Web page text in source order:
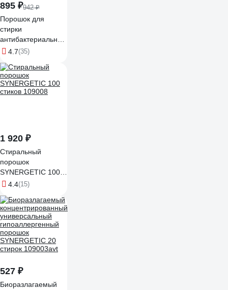
895 ₽942 ₽
Порошок для
стирки
антибактериальный
Чистар 1кг БЧ8143
4.7(35)
1 920 ₽
Стиральный
порошок
SYNERGETIC 100
стиков 109008
4.4(15)
527 ₽
Биоразлагаемый